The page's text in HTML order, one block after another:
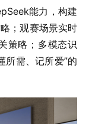
能力，构建
；观赛场景实时
策略；多模态识
所需、记所爱”的